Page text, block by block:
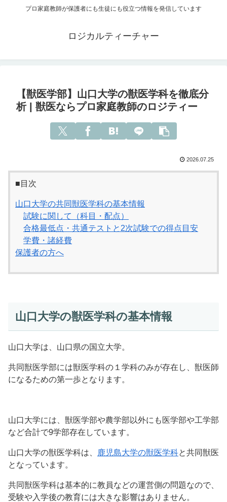
プロ家庭教師が保護者にも生徒にも役立つ情報を発信しています
ロジカルティーチャー
【獣医学部】山口大学の獣医学科を徹底分
析 | 獣医ならプロ家庭教師のロジティー
2026.07.25
■目次
山口大学の共同獣医学科の基本情報
試験に関して（科目・配点）
合格最低点・共通テストと2次試験での得点目安
学費・諸経費
保護者の方へ
山口大学の獣医学科の基本情報
山口大学は、山口県の国立大学。
共同獣医学部には獣医学科の１学科のみが存在し、獣医師
になるための第一歩となります。
山口大学には、獣医学部や農学部以外にも医学部や工学部
など合計で9学部存在しています。
山口大学の獣医学科は、 鹿児島大学の獣医学科と共同獣医
となっています。
共同獣医学科は基本的に教員などの運営側の問題なので、
受験や入学後の教育には大きな影響はありません。